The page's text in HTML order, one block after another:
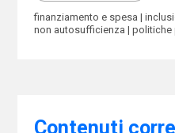
finanziamento e spesa
non autosufficienza
politiche
Contenuti